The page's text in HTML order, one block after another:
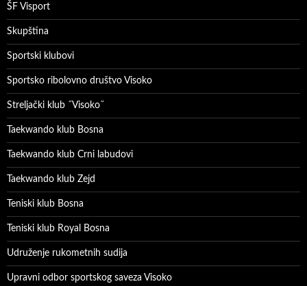
ŠF Visport
Skupština
Sportski klubovi
Sportsko ribolovno društvo Visoko
Streljački klub ˝Visoko˝
Taekwando klub Bosna
Taekwando klub Crni labudovi
Taekwando klub Zejd
Teniski klub Bosna
Teniski klub Royal Bosna
Udruženje rukometnih sudija
Upravni odbor sportskog saveza Visoko